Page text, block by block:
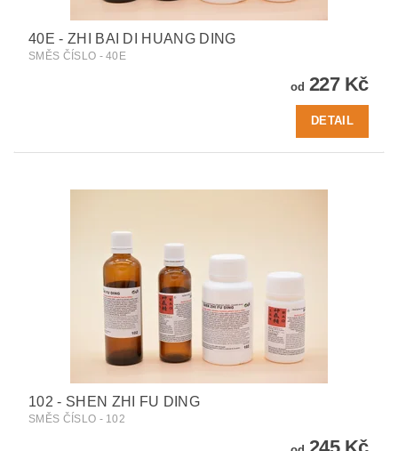
40E - ZHI BAI DI HUANG DING
SMĚS ČÍSLO - 40E
od 227 Kč
DETAIL
102 - SHEN ZHI FU DING
SMĚS ČÍSLO - 102